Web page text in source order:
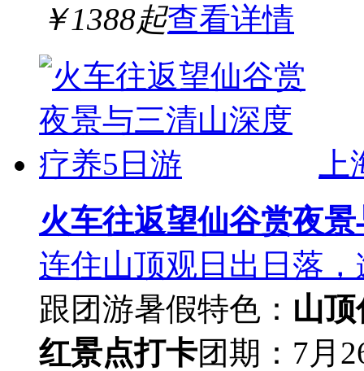
￥1388起查看详情
火车往返望仙谷赏夜
连住山顶观日出日落
跟团游暑假特色： 山
红景点打卡团期：7月